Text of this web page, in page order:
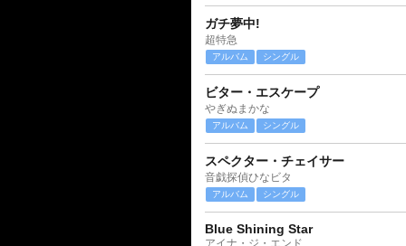
ガチ夢中!
超特急
アルバム シングル
ビター・エスケープ
やぎぬまかな
アルバム シングル
スペクター・チェイサー
音戯探偵ひなビタ
アルバム シングル
Blue Shining Star
アイナ・ジ・エンド